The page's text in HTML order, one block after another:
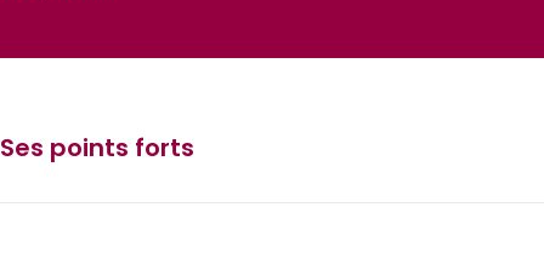
Ses points forts